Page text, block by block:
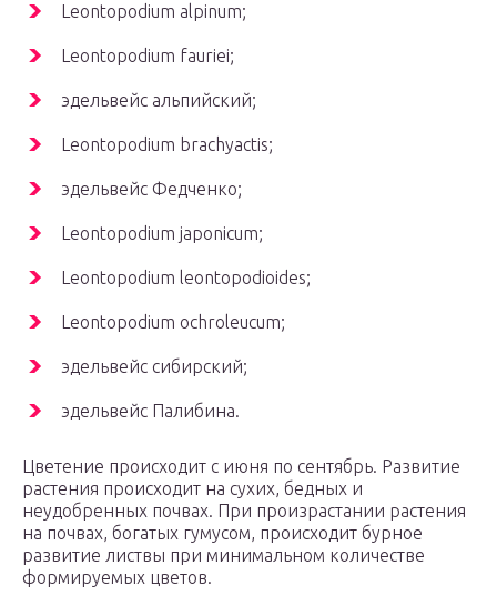
Leontopodium alpinum;
Leontopodium fauriei;
эдельвейс альпийский;
Leontopodium brachyactis;
эдельвейс Федченко;
Leontopodium japonicum;
Leontopodium leontopodioides;
Leontopodium ochroleucum;
эдельвейс сибирский;
эдельвейс Палибина.
Цветение происходит с июня по сентябрь. Развитие
растения происходит на сухих, бедных и
неудобренных почвах. При произрастании растения
на почвах, богатых гумусом, происходит бурное
развитие листвы при минимальном количестве
формируемых цветов.